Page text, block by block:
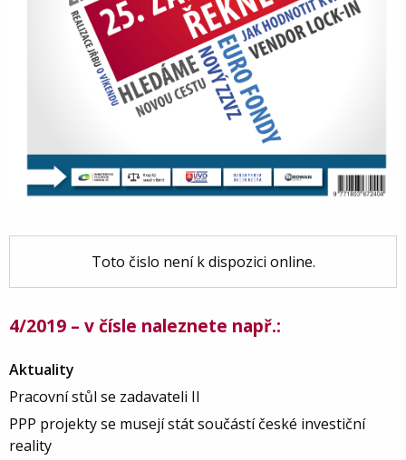
Toto čislo není k dispozici online.
4/2019 – v čísle naleznete např.:
Aktuality
Pracovní stůl se zadavateli II
PPP projekty se musejí stát součástí české investiční
reality